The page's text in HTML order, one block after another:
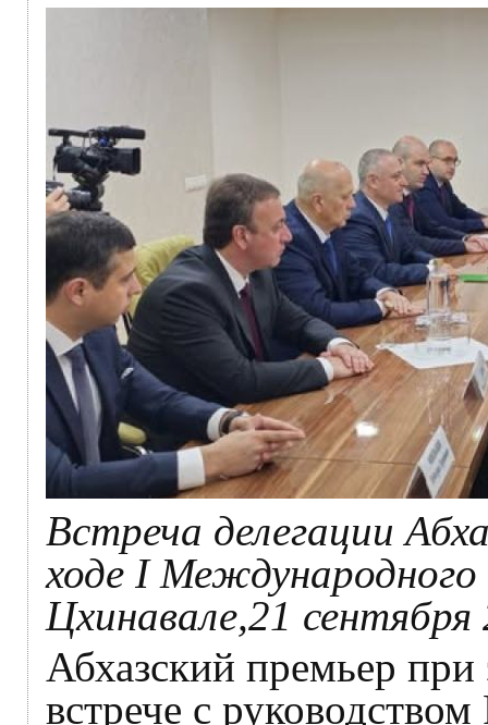
Встреча делегации
ходе I
Цхинавале,21 сентября
Абхазский премьер
встрече с